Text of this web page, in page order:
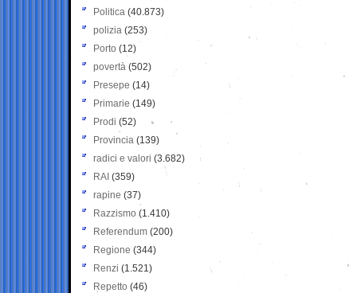
Politica (40.873)
polizia (253)
Porto (12)
povertà (502)
Presepe (14)
Primarie (149)
Prodi (52)
Provincia (139)
radici e valori (3.682)
RAI (359)
rapine (37)
Razzismo (1.410)
Referendum (200)
Regione (344)
Renzi (1.521)
Repetto (46)